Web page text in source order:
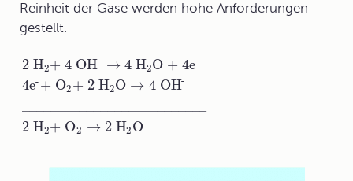
Reinheit der Gase werden hohe Anforderungen
gestellt.
2 H2+ 4 OH- → 4 H2O + 4e-
4e-+ O2+ 2 H2O → 4 OH-
2 H2+ O2 → 2 H2O